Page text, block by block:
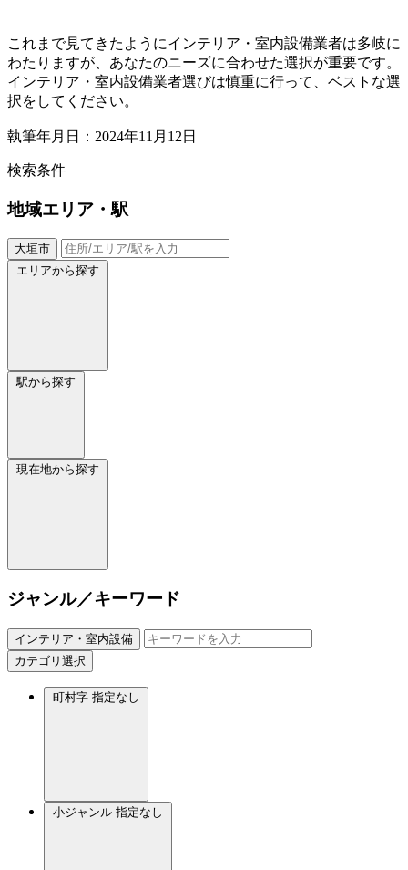
これまで見てきたようにインテリア・室内設備業者は多岐に
わたりますが、あなたのニーズに合わせた選択が重要です。
インテリア・室内設備業者選びは慎重に行って、ベストな選
択をしてください。
執筆年月日：2024年11月12日
検索条件
地域エリア・駅
大垣市
エリアから探す
駅から探す
現在地から探す
ジャンル／キーワード
インテリア・室内設備
カテゴリ選択
町村字 指定なし
小ジャンル 指定なし